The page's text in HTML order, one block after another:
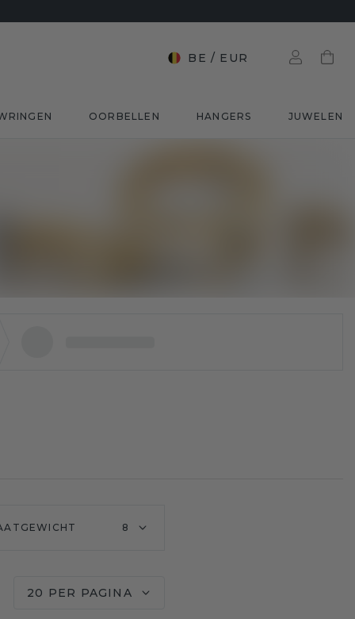
BE / EUR
OORBELLEN HANGERS JUWELEN
8
20 PER PAGINA